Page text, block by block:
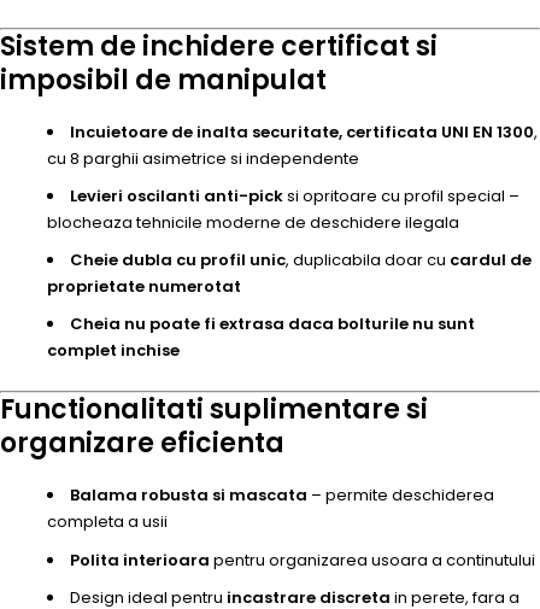
Sistem de inchidere certificat si
imposibil de manipulat
Incuietoare de inalta securitate, certificata UNI EN 1300,
cu 8 parghii asimetrice si independente
Levieri oscilanti anti-picksi opritoare cu profil special –
blocheaza tehnicile moderne de deschidere ilegala
Cheie dubla cu profil unic, duplicabila doar cu cardul de
proprietate numerotat
Cheia nu poate fi extrasa daca bolturile nu sunt
complet inchise
Functionalitati suplimentare si
organizare eficienta
Balama robusta si mascata – permite deschiderea
completa a usii
Polita interioara pentru organizarea usoara a continutului
Design ideal pentru incastrare discreta in perete, fara a